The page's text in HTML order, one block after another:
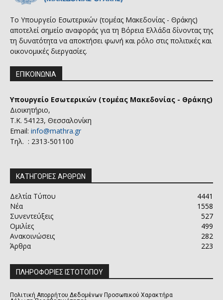
Το Υπουργείο Εσωτερικών (τομέας Μακεδονίας - Θράκης)
αποτελεί σημείο αναφοράς για τη Βόρεια Ελλάδα δίνοντας της
τη δυνατότητα να αποκτήσει φωνή και ρόλο στις πολιτικές και
οικονομικές διεργασίες.
ΕΠΙΚΟΙΝΩΝΙΑ
Υπουργείο Εσωτερικών (τομέας Μακεδονίας - Θράκης)
Διοικητήριο,
Τ.Κ. 54123, Θεσσαλονίκη
Email: info@mathra.gr
Τηλ. : 2313-501100
ΚΑΤΗΓΟΡΙΕΣ ΑΡΘΡΩΝ
Δελτία Τύπου
4441
Νέα
1558
Συνεντεύξεις
527
Ομιλίες
499
Ανακοινώσεις
282
Άρθρα
223
ΠΛΗΡΟΦΟΡΙΕΣ ΙΣΤΟΤΟΠΟΥ
Πολιτική Απορρήτου Δεδομένων Προσωπικού Χαρακτήρα